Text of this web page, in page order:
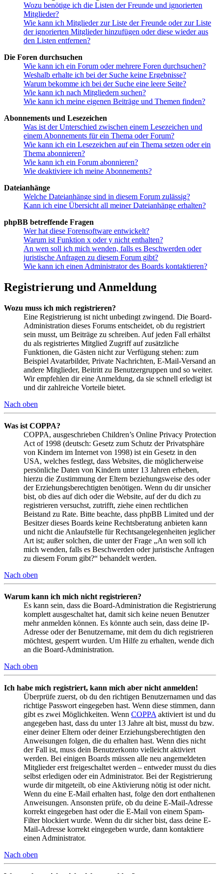
Wozu benötige ich die Listen der Freunde und ignorierten
Mitglieder?
Wie kann ich Mitglieder zur Liste der Freunde oder zur Liste
der ignorierten Mitglieder hinzufügen oder diese wieder aus
den Listen entfernen?
Die Foren durchsuchen
Wie kann ich ein Forum oder mehrere Foren durchsuchen?
Weshalb erhalte ich bei der Suche keine Ergebnisse?
Warum bekomme ich bei der Suche eine leere Seite?
Wie kann ich nach Mitgliedern suchen?
Wie kann ich meine eigenen Beiträge und Themen finden?
Abonnements und Lesezeichen
Was ist der Unterschied zwischen einem Lesezeichen und
einem Abonnements für ein Thema oder Forum?
Wie kann ich ein Lesezeichen auf ein Thema setzen oder ein
Thema abonnieren?
Wie kann ich ein Forum abonnieren?
Wie deaktiviere ich meine Abonnements?
Dateianhänge
Welche Dateianhänge sind in diesem Forum zulässig?
Kann ich eine Übersicht all meiner Dateianhänge erhalten?
phpBB betreffende Fragen
Wer hat diese Forensoftware entwickelt?
Warum ist Funktion x oder y nicht enthalten?
An wen soll ich mich wenden, falls es Beschwerden oder
juristische Anfragen zu diesem Forum gibt?
Wie kann ich einen Administrator des Boards kontaktieren?
Registrierung und Anmeldung
Wozu muss ich mich registrieren?
Eine Registrierung ist nicht unbedingt zwingend. Die Board-
Administration dieses Forums entscheidet, ob du registriert
sein musst, um Beiträge zu schreiben. Auf jeden Fall erhältst
du als registriertes Mitglied Zugriff auf zusätzliche
Funktionen, die Gästen nicht zur Verfügung stehen: zum
Beispiel Avatarbilder, Private Nachrichten, E-Mail-Versand an
andere Mitglieder, Beitritt zu Benutzergruppen und so weiter.
Wir empfehlen dir eine Anmeldung, da sie schnell erledigt ist
und dir zahlreiche Vorteile bietet.
Nach oben
Was ist COPPA?
COPPA, ausgeschrieben Children’s Online Privacy Protection
Act of 1998 (deutsch: Gesetz zum Schutz der Privatsphäre
von Kindern im Internet von 1998) ist ein Gesetz in den
USA, welches festlegt, dass Websites, die möglicherweise
persönliche Daten von Kindern unter 13 Jahren erheben,
hierzu die Zustimmung der Eltern beziehungsweise des oder
der Erziehungsberechtigten benötigen. Wenn du dir unsicher
bist, ob dies auf dich oder die Website, auf der du dich zu
registrieren versuchst, zutrifft, ziehe einen rechtlichen
Beistand zu Rate. Bitte beachte, dass phpBB Limited und der
Besitzer dieses Boards keine Rechtsberatung anbieten kann
und nicht die Anlaufstelle für Rechtsangelegenheiten jeglicher
Art ist; außer solchen, die unter der Frage „An wen soll ich
mich wenden, falls es Beschwerden oder juristische Anfragen
zu diesem Forum gibt?“ behandelt werden.
Nach oben
Warum kann ich mich nicht registrieren?
Es kann sein, dass die Board-Administration die Registrierung
komplett ausgeschaltet hat, damit sich keine neuen Benutzer
mehr anmelden können. Es könnte auch sein, dass deine IP-
Adresse oder der Benutzername, mit dem du dich registrieren
möchtest, gesperrt wurden. Um Hilfe zu erhalten, wende dich
an die Board-Administration.
Nach oben
Ich habe mich registriert, kann mich aber nicht anmelden!
Überprüfe zuerst, ob du den richtigen Benutzernamen und das
richtige Passwort eingegeben hast. Wenn diese stimmen, dann
gibt es zwei Möglichkeiten. Wenn COPPA aktiviert ist und du
angegeben hast, dass du unter 13 Jahre alt bist, musst du bzw.
einer deiner Eltern oder deiner Erziehungsberechtigten den
Anweisungen folgen, die du erhalten hast. Wenn dies nicht
der Fall ist, muss dein Benutzerkonto vielleicht aktiviert
werden. Bei einigen Boards müssen alle neu angemeldeten
Mitglieder erst freigeschaltet werden – entweder musst du dies
selbst erledigen oder ein Administrator. Bei der Registrierung
wurde dir mitgeteilt, ob eine Aktivierung nötig ist oder nicht.
Wenn du eine E-Mail erhalten hast, folge den dort enthaltenen
Anweisungen. Ansonsten prüfe, ob du deine E-Mail-Adresse
korrekt eingegeben hast oder die E-Mail von einem Spam-
Filter blockiert wurde. Wenn du dir sicher bist, dass deine E-
Mail-Adresse korrekt eingegeben wurde, dann kontaktiere
einen Administrator.
Nach oben